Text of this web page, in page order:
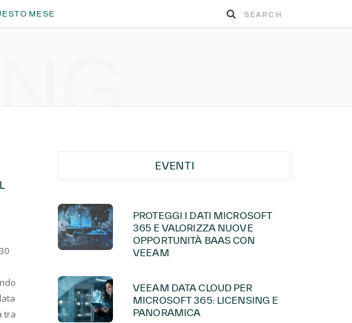
MESE
tra
EVENTI
PROTEGGI I DATI MICROSOFT
365 E VALORIZZA NUOVE
OPPORTUNITÀ BAAS CON
VEEAM
VEEAM DATA CLOUD PER
MICROSOFT 365: LICENSING E
PANORAMICA